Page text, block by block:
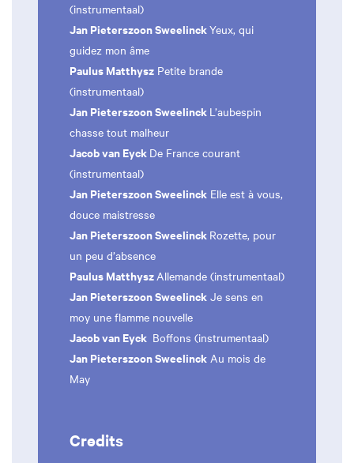
(instrumentaal)
Jan Pieterszoon SweelinckYeux, qui
guidez mon âme
Paulus Matthysz Petite brande
(instrumentaal)
Jan Pieterszoon Sweelinck L’aubespin
chasse tout malheur
Jacob van Eyck De France courant
(instrumentaal)
Jan Pieterszoon Sweelinck Elle est à vous,
douce maistresse
Jan Pieterszoon Sweelinck Rozette, pour
un peu d’absence
Paulus MatthyszAllemande (instrumentaal)
Jan Pieterszoon Sweelinck Je sens en
moy une flamme nouvelle
Jacob van Eyck Boffons (instrumentaal)
Jan Pieterszoon Sweelinck Au mois de
May
Credits